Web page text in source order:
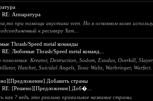
RE: Аппаратура
при помощи акустики sven. Но в основном комп
к ресиверу Yam...
Thrash/Speed metal команды
RE: Любимые Thrash/Speed metal команд...
поколения: Kreator, Destruction, Sodom, Exodus, Overkill,
Hatchet, Suicidal Angels, Toxic Waltz, Warbringer, Warfect.
Добавить страны
RE: [Решено][Предложение] Доб�...
как ? ведь это реально правильное название страны.